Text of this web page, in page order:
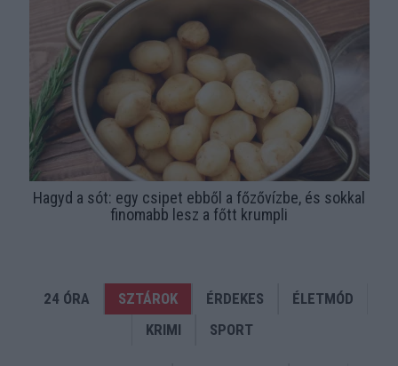
Hagyd a sót: egy csipet ebből a főzővízbe, és sokkal
finomabb lesz a főtt krumpli
24 ÓRA SZTÁROK ÉRDEKES
ÉLETMÓD
KRIMI
SPORT